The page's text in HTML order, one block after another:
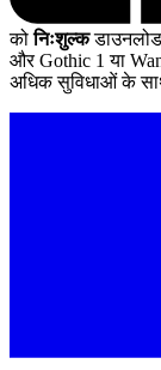
कोनिःशुल्क
और Gothic 1 या
अधिक सुविधाओं के